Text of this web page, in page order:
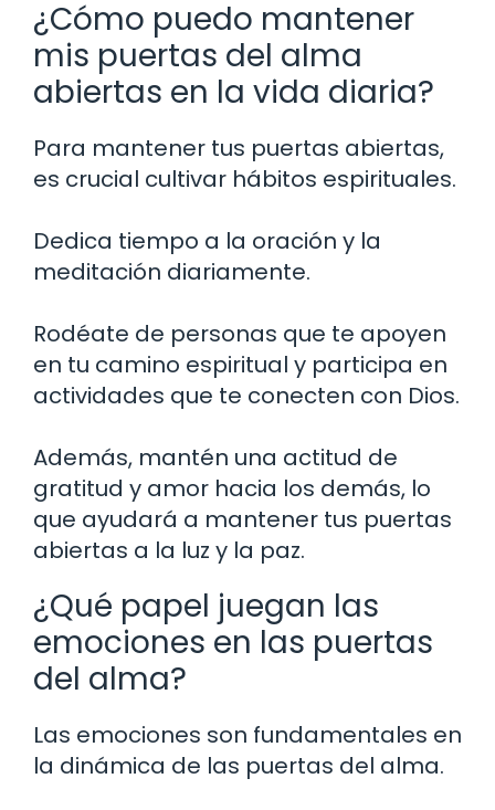
¿Cómo puedo mantener
mis puertas del alma
abiertas en la vida diaria?
Para mantener tus puertas abiertas,
es crucial cultivar hábitos espirituales.
Dedica tiempo a la oración y la
meditación diariamente.
Rodéate de personas que te apoyen
en tu camino espiritual y participa en
actividades que te conecten con Dios.
Además, mantén una actitud de
gratitud y amor hacia los demás, lo
que ayudará a mantener tus puertas
abiertas a la luz y la paz.
¿Qué papel juegan las
emociones en las puertas
del alma?
Las emociones son fundamentales en
la dinámica de las puertas del alma.